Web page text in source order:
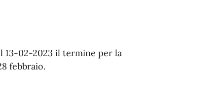
13-02-2023 il termine per la
febbraio.